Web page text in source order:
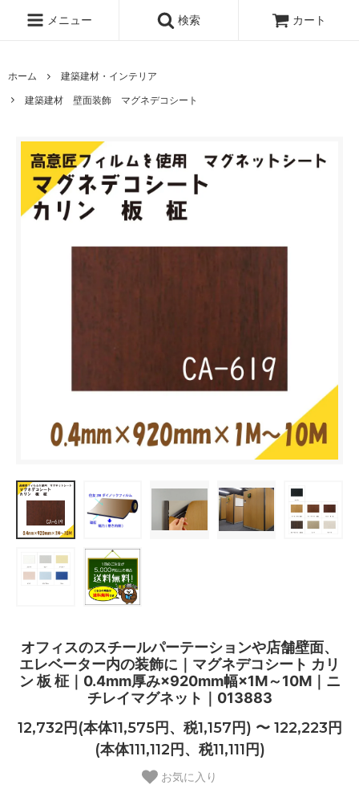
メニュー 検索 カート
ホーム
建築建材・インテリア
建築建材 壁面装飾 マグネデコシート
オフィスのスチールパーテーションや店舗壁面、
エレベーター内の装飾に｜マグネデコシート カリ
ン 板 柾｜0.4mm厚み×920mm幅×1M～10M｜ニ
チレイマグネット｜013883
12,732円(本体11,575円、税1,157円) 〜 122,223円
(本体111,112円、税11,111円)
お気に入り